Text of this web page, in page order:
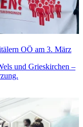
OÖ am 3. März
und Grieskirchen –